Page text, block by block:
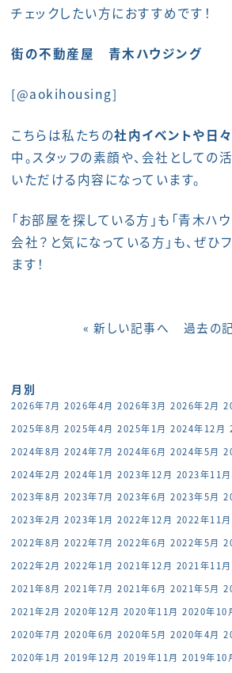
チェックしたい方におすすめです！
街の不動産屋 青木ハウジング
[@aokihousing]
こちらは私たちの社内イベントや日
中。スタッフの素顔や、会社としての
いただける内容になっています。
「お部屋を探している方」も「青木ハ
会社？と気になっている方」も、ぜひ
ます！
« 新しい記事へ 過去の
月別
2026年7月 2026年4月 2026年3月 2026年2月
2025年8月 2025年4月 2025年1月 2024年12月
2024年8月 2024年7月 2024年6月 2024年5月
2024年2月 2024年1月 2023年12月 2023年11月
2023年8月 2023年7月 2023年6月 2023年5月
2023年2月 2023年1月 2022年12月 2022年11月
2022年8月 2022年7月 2022年6月 2022年5月
2022年2月 2022年1月 2021年12月 2021年11月
2021年8月 2021年7月 2021年6月 2021年5月
2021年2月 2020年12月 2020年11月 2020年10
2020年7月 2020年6月 2020年5月 2020年4月
2020年1月 2019年12月 2019年11月 2019年10